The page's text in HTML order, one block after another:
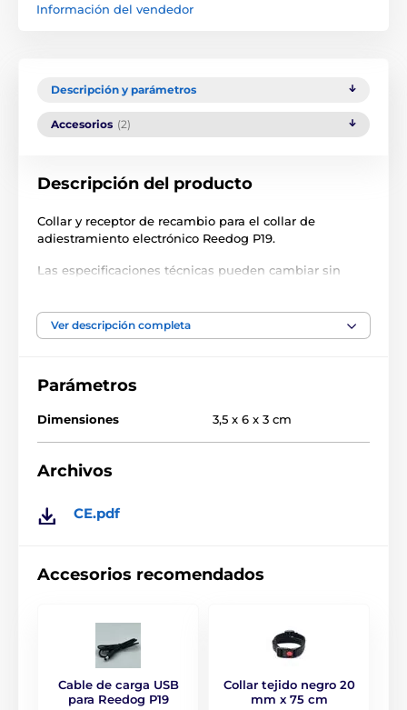
Información del vendedor
Descripción y parámetros
Accesorios (2)
Descripción del producto
Collar y receptor de recambio para el collar de
adiestramiento electrónico Reedog P19.
Las especificaciones técnicas pueden cambiar sin
Receptores para collares de adiestramiento
Reedog
Ver descripción completa
Parámetros
Dimensiones 3,5 x 6 x 3 cm
Archivos
CE.pdf
Accesorios recomendados
Cable de carga USB
para Reedog P19
Collar tejido negro 20
mm x 75 cm